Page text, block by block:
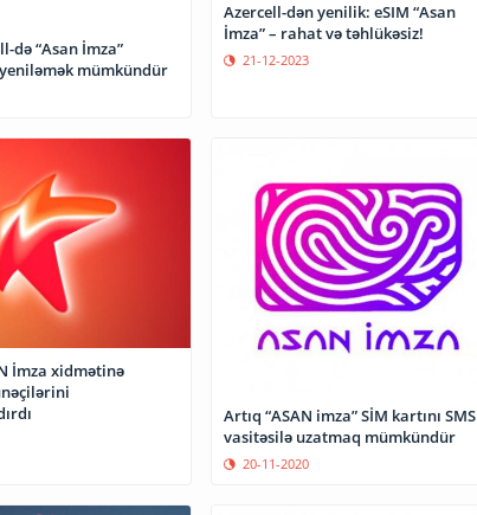
İmza”
mümkündür
Azercell-dən yenilik: eSIM “Asan
İmza” – rahat və təhlükəsiz!
21-12-2023
İmza xidmətinə
Artıq “ASAN imza” SİM kartını SMS
vasitəsilə uzatmaq mümkündür
20-11-2020